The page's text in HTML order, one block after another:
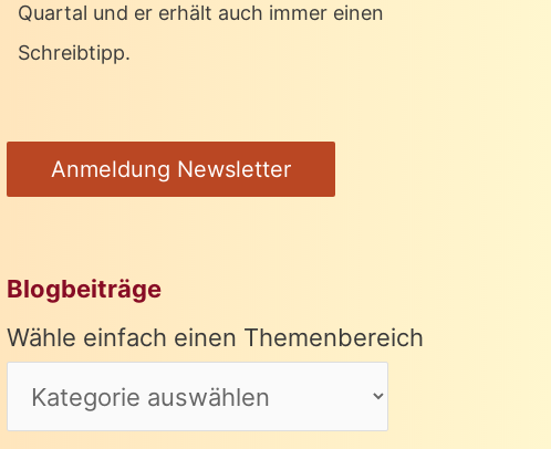
Quartal und er erhält auch immer einen
Schreibtipp.
Anmeldung Newsletter
Blogbeiträge
Wähle einfach einen Themenbereich